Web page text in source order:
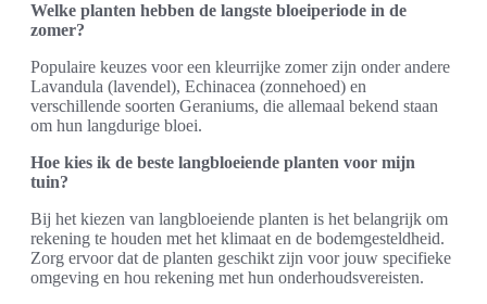
Welke planten hebben de langste bloeiperiode in de
zomer?
Populaire keuzes voor een kleurrijke zomer zijn onder andere
Lavandula (lavendel), Echinacea (zonnehoed) en
verschillende soorten Geraniums, die allemaal bekend staan
om hun langdurige bloei.
Hoe kies ik de beste langbloeiende planten voor mijn
tuin?
Bij het kiezen van langbloeiende planten is het belangrijk om
rekening te houden met het klimaat en de bodemgesteldheid.
Zorg ervoor dat de planten geschikt zijn voor jouw specifieke
omgeving en hou rekening met hun onderhoudsvereisten.